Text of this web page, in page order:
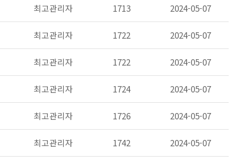
최고관리자 1713 2024-05-07
최고관리자 1722 2024-05-07
최고관리자 1722 2024-05-07
최고관리자 1724 2024-05-07
최고관리자 1726 2024-05-07
최고관리자 1742 2024-05-07